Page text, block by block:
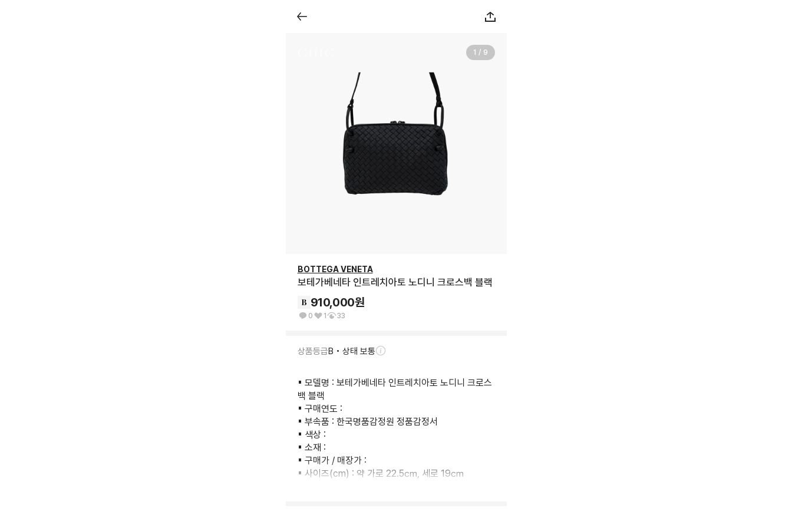
1 / 9
BOTTEGA VENETA
보테가베네타 인트레치아토 노디니 크로스백 블랙
910,000원
0 1 33
상품등급B • 상태 보통
▪ 모델명 : 보테가베네타 인트레치아토 노디니 크로스
백 블랙
▪ 구매연도 :
▪ 부속품 : 한국명품감정원 정품감정서
▪ 색상 :
▪ 소재 :
▪ 구매가 / 매장가 :
▪ 사이즈(cm) : 약 가로 22.5㎝, 세로 19㎝